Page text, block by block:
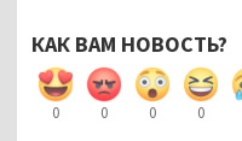
КАК ВАМ НОВОСТЬ?
0 0 0 0